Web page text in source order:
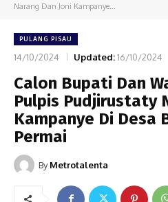
Narang Dan Joni Kampanye...
PULANG PISAU
14/10/2024 Updated:16/10/2024
Calon Bupati Dan
Pulpis Pudjirustaty
Kampanye Di Desa
Permai
By Metrotalenta